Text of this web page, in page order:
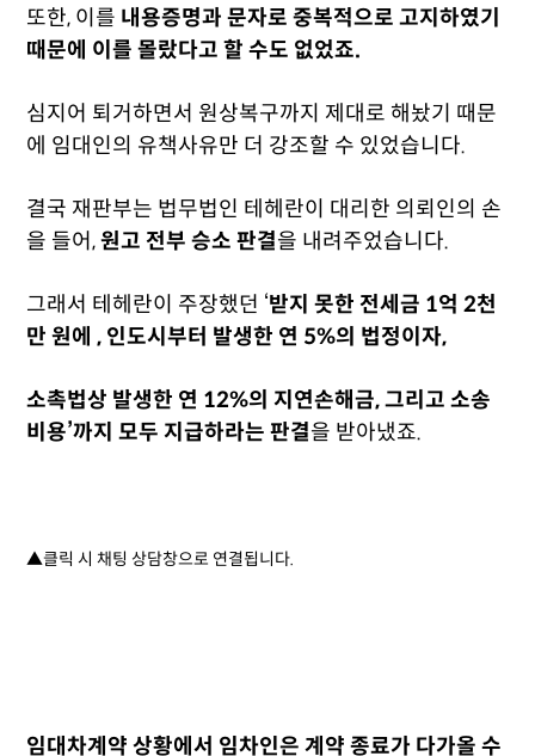
또한, 이를 내용증명과 문자로 중복적으로 고지하였기
때문에 이를 몰랐다고 할 수도 없었죠.
심지어 퇴거하면서 원상복구까지 제대로 해놨기 때문
에 임대인의 유책사유만 더 강조할 수 있었습니다.
결국 재판부는 법무법인 테헤란이 대리한 의뢰인의 손
을 들어,원고 전부 승소 판결을 내려주었습니다.
그래서 테헤란이 주장했던 ‘받지 못한 전세금 1억 2천
만 원에 , 인도시부터 발생한 연 5%의 법정이자,
소촉법상 발생한 연 12%의 지연손해금, 그리고 소송
비용’까지 모두 지급하라는 판결을 받아냈죠.
▲클릭 시 채팅 상담창으로 연결됩니다.
임대차계약 상황에서 임차인은 계약 종료가 다가올 수